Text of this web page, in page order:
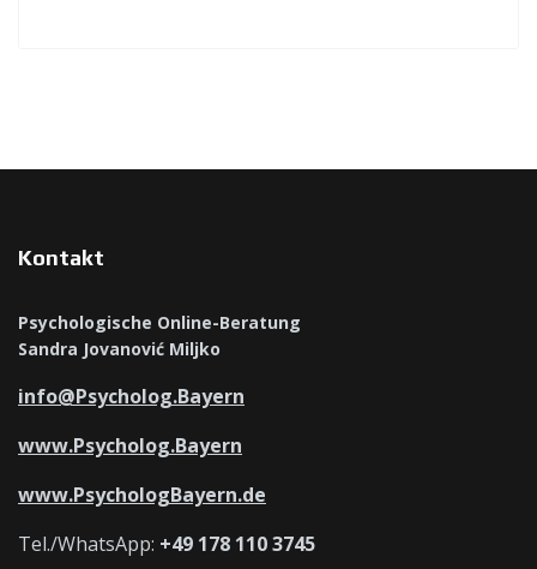
Kontakt
Psychologische Online-Beratung
Sandra Jovanović Miljko
info@Psycholog.Bayern
www.Psycholog.Bayern
www.PsychologBayern.de
Tel./WhatsApp: +49 178 110 3745